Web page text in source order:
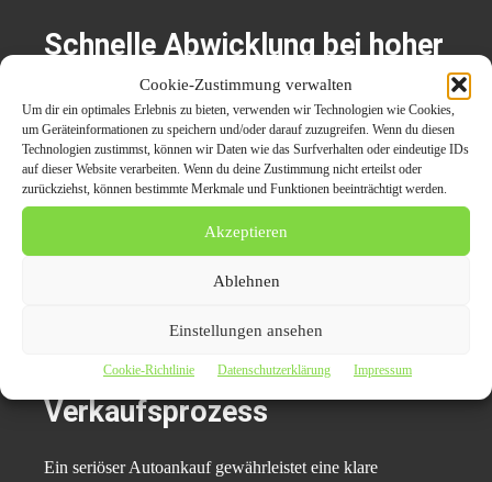
Cookie-Zustimmung verwalten
Um dir ein optimales Erlebnis zu bieten, verwenden wir Technologien wie Cookies,
um Geräteinformationen zu speichern und/oder darauf zuzugreifen. Wenn du diesen
Technologien zustimmst, können wir Daten wie das Surfverhalten oder eindeutige IDs
auf dieser Website verarbeiten. Wenn du deine Zustimmung nicht erteilst oder
zurückziehst, können bestimmte Merkmale und Funktionen beeinträchtigt werden.
Akzeptieren
Ablehnen
Einstellungen ansehen
Cookie-Richtlinie Datenschutzerklärung Impressum
Schnelle Abwicklung bei hoher
Nachfrage
Ein aktiver Markt sorgt nicht nur für gute Preise, sondern
auch für zügige Verkaufsprozesse. Professionelle
Ankaufservices bieten eine schnelle Terminvergabe,
Das reduziert Aufwand und schafft Planungssicherheit für
Transparenz und Sicherheit im
Verkaufsprozess
Ein seriöser Autoankauf gewährleistet eine klare